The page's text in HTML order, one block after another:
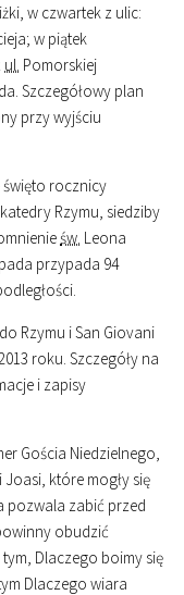
w czwartek z ulic:
w piątek
ul. Pomorskiej
Szczegółowy plan
przy wyjściu
święto rocznicy
Rzymu, siedziby
św. Leona
przypada 94
Rzymu i San Giovani
roku. Szczegóły na
i zapisy
Gościa Niedzielnego,
które mogły się
pozwala zabić przed
obudzić
Dlaczego boimy się
Dlaczego wiara